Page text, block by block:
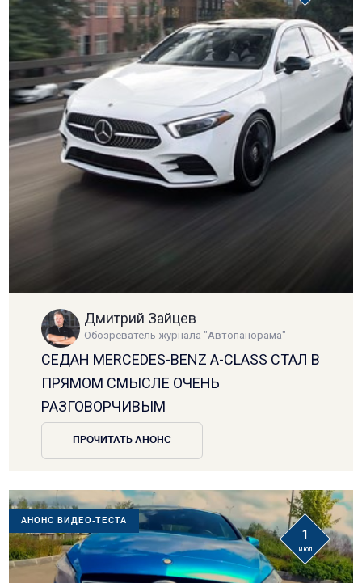
Дмитрий Зайцев
Обозреватель журнала "Автопанорама"
СЕДАН MERCEDES-BENZ A-CLASS СТАЛ В
ПРЯМОМ СМЫСЛЕ ОЧЕНЬ
РАЗГОВОРЧИВЫМ
ПРОЧИТАТЬ АНОНС
АНОНС ВИДЕО-ТЕСТА
1
июл